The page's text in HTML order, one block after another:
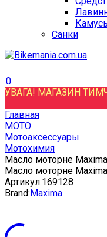
Санки
0
УВАГА! МАГАЗИН
Главная
МОТО
Мотоаксессуары
Мотохимия
Масло моторне
Масло моторне
Артикул:169128
Brand:Maxima